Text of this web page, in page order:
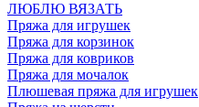
ЛЮБЛЮ ВЯЗАТЬ
Пряжа для игрушек
Пряжа для корзинок
Пряжа для ковриков
Пряжа для мочалок
Плюшевая пряжа для игрушек